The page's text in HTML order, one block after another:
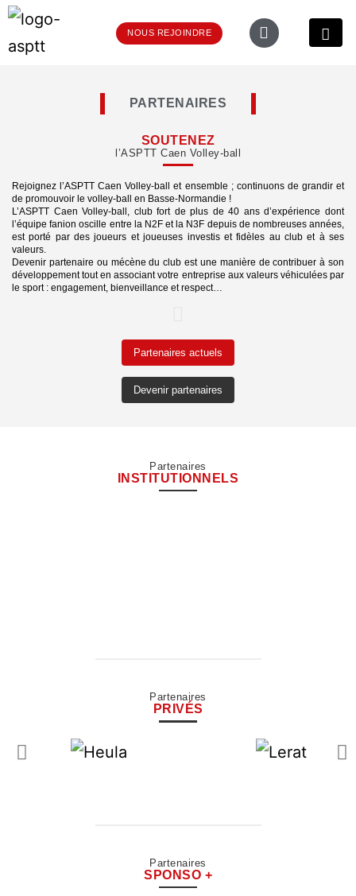
NOUS REJOINDRE
PARTENAIRES
SOUTENEZ
l’ASPTT Caen Volley-ball
Rejoignez l’ASPTT Caen Volley-ball et ensemble ; continuons de grandir et
de promouvoir le volley-ball en Basse-Normandie !
L’ASPTT Caen Volley-ball, club fort de plus de 40 ans d’expérience dont
l’équipe fanion oscille entre la N2F et la N3F depuis de nombreuses années,
est porté par des joueurs et joueuses investis et fidèles au club et à ses
valeurs.
Devenir partenaire ou mécène du club est une manière de contribuer à son
développement tout en associant votre entreprise aux valeurs véhiculées par
le sport : engagement, bienveillance et respect…
Partenaires actuels
Devenir partenaires
Partenaires
INSTITUTIONNELS
Partenaires
PRIVÉS
Partenaires
SPONSO +